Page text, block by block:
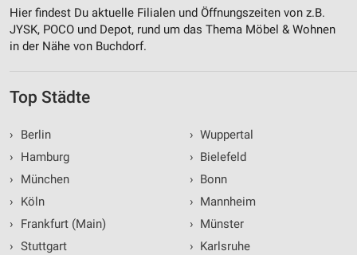
Hier findest Du aktuelle Filialen und Öffnungszeiten von z.B.
JYSK, POCO und Depot, rund um das Thema Möbel & Wohnen
in der Nähe von Buchdorf.
Top Städte
›
Berlin
›
Hamburg
›
München
›
Köln
›
Frankfurt (Main)
› Stuttgart
› Wuppertal
› Bielefeld
› Bonn
› Mannheim
› Münster
› Karlsruhe